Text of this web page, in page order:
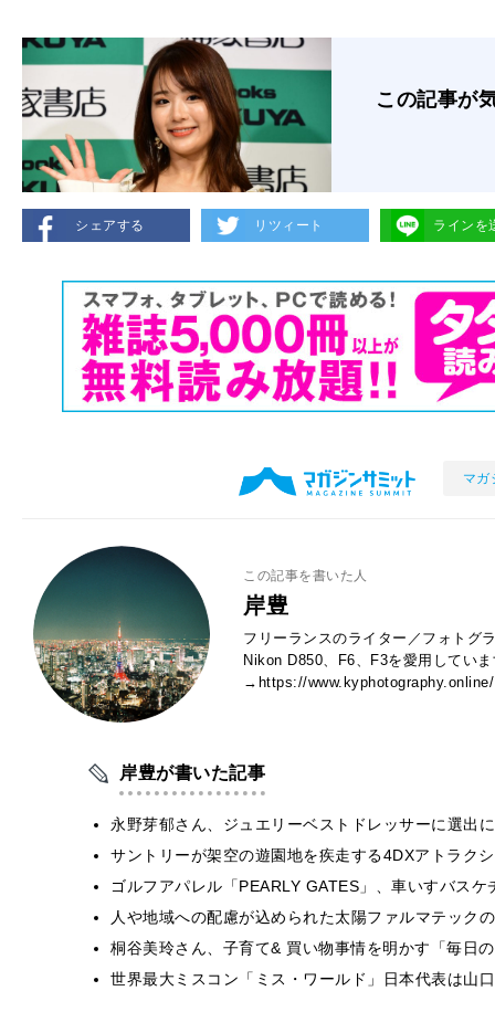
この記事が
シェアする リツィート ラインを
マガ
この記事を書いた人
岸豊
フリーランスのライター／フォトグ
Nikon D850、F6、F3を愛用してい
→https://www.kyphotography.online/
岸豊が書いた記事
永野芽郁さん、ジュエリーベストドレッサーに選出
サントリーが架空の遊園地を疾走する4DXアトラク
ゴルフアパレル「PEARLY GATES」、車いすバス
人や地域への配慮が込められた太陽ファルマテック
桐谷美玲さん、子育て& 買い物事情を明かす「毎
世界最大ミスコン「ミス・ワールド」日本代表は山